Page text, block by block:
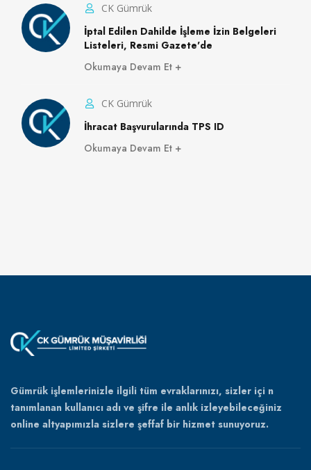
CK Gümrük
İptal Edilen Dahilde İşleme İzin Belgeleri
Listeleri, Resmi Gazete'de
Okumaya Devam Et
CK Gümrük
İhracat Başvurularında TPS ID
Okumaya Devam Et
Gümrük işlemlerinizle ilgili tüm evraklarınızı, sizler içi n
tanımlanan kullanıcı adı ve şifre ile anlık izleyebileceğiniz
online altyapımızla sizlere şeffaf bir hizmet sunuyoruz.